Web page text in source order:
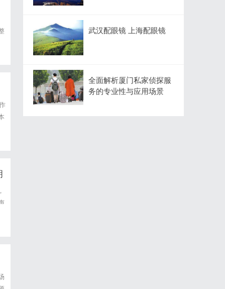
武汉配眼镜 上海配眼镜
全面解析厦门私家侦探服
务的专业性与应用场景